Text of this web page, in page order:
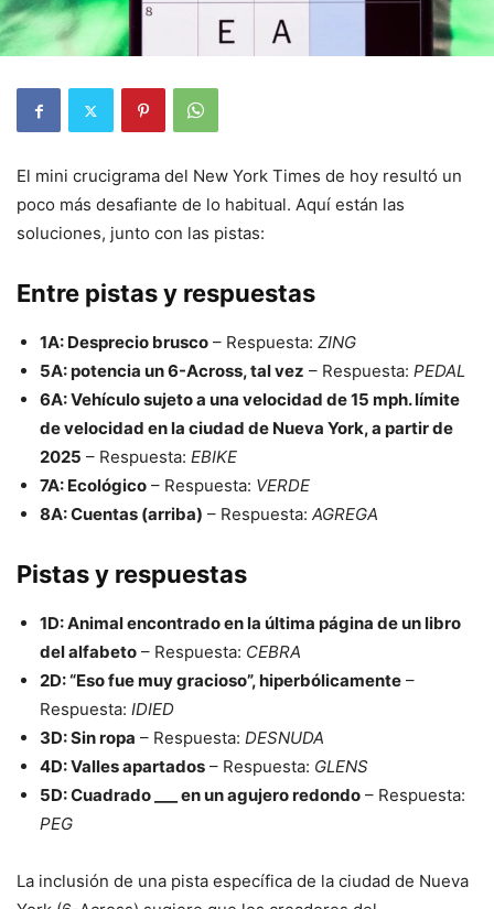
El mini crucigrama del New York Times de hoy resultó un
poco más desafiante de lo habitual. Aquí están las
soluciones, junto con las pistas:
Entre pistas y respuestas
1A: Desprecio brusco – Respuesta: ZING
5A: potencia un 6-Across, tal vez – Respuesta: PEDAL
6A: Vehículo sujeto a una velocidad de 15 mph. límite
de velocidad en la ciudad de Nueva York, a partir de
2025 – Respuesta: EBIKE
7A: Ecológico – Respuesta: VERDE
8A: Cuentas (arriba) – Respuesta: AGREGA
Pistas y respuestas
1D: Animal encontrado en la última página de un libro
del alfabeto – Respuesta: CEBRA
2D: “Eso fue muy gracioso”, hiperbólicamente –
Respuesta: IDIED
3D: Sin ropa – Respuesta: DESNUDA
4D: Valles apartados – Respuesta: GLENS
5D: Cuadrado ___ en un agujero redondo – Respuesta:
PEG
La inclusión de una pista específica de la ciudad de Nueva